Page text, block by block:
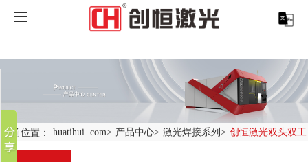
huatihui. com
产品中心
huatihui. com-中国有限公司
案例展示
当前位置： huatihui. com> 产品中心> 激光焊接系列> 创恒激光双头双
微信
百度贴吧